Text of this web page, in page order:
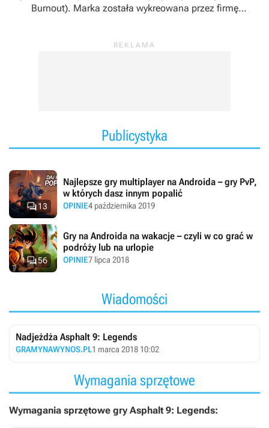
Burnout). Marka została wykreowana przez firmę
Publicystyka
13
Najlepsze gry multiplayer na Androida – gry PvP,
w których dasz innym popalić
OPINIE4 października 2019
56
Gry na Androida na wakacje – czyli w co grać w
podróży lub na urlopie
OPINIE7 lipca 2018
Wiadomości
Nadjeżdża Asphalt 9: Legends
GRAMYNAWYNOS.PL1 marca 2018 10:02
Wymagania sprzętowe
Wymagania sprzętowe gry Asphalt 9: Legends: